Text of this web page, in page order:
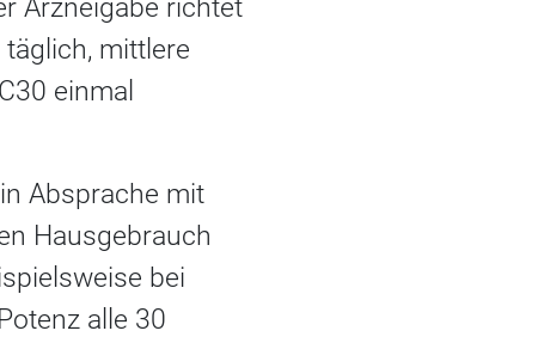
Arzneigabe richtet
mittlere
einmal
Absprache mit
Hausgebrauch
bei
alle 30